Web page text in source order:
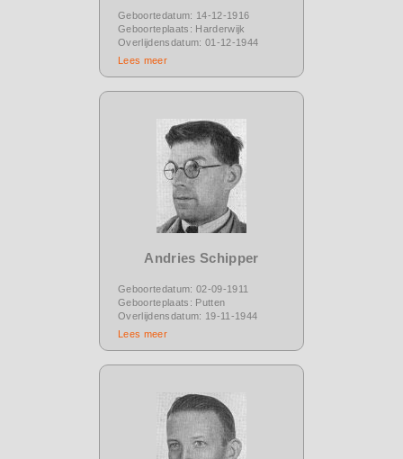
Geboortedatum: 14-12-1916
Geboorteplaats: Harderwijk
Overlijdensdatum: 01-12-1944
Lees meer
Andries Schipper
Geboortedatum: 02-09-1911
Geboorteplaats: Putten
Overlijdensdatum: 19-11-1944
Lees meer